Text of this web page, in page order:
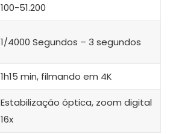
100-51.200
1/4000 Segundos – 3 segundos
1h15 min, filmando em 4K
Estabilização óptica, zoom digital
16x